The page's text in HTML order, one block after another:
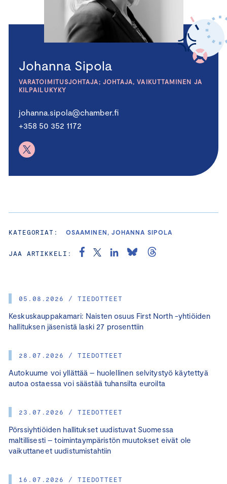
05.08.2026 / TIEDOTTEET
Keskuskauppakamari: Naisten osuus First North -yhtiöiden
hallituksen jäsenistä laski 27 prosenttiin
28.07.2026 / TIEDOTTEET
Autokuume voi yllättää – huolellinen selvitystyö käytettyä
autoa ostaessa voi säästää tuhansilta euroilta
23.07.2026 / TIEDOTTEET
Pörssiyhtiöiden hallitukset uudistuvat Suomessa
maltillisesti – toimintaympäristön muutokset eivät ole
vaikuttaneet uudistumistahtiin
16.07.2026 / TIEDOTTEET
Johanna Sipola
VARATOIMITUSJOHTAJA; JOHTAJA, VAIKUTTAMINEN JA
KILPAILUKYKY
johanna.sipola@chamber.fi
+358 50 352 1172
KATEGORIAT: OSAAMINEN, JOHANNA SIPOLA
JAA ARTIKKELI: